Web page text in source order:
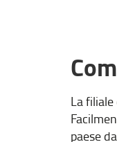
La
paese